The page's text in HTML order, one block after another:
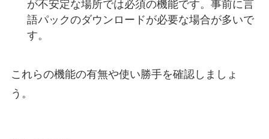
が不安定な場所では必須の機能です。事前に言
語パックのダウンロードが必要な場合が多いで
す。
これらの機能の有無や使い勝手を確認しましょ
う。